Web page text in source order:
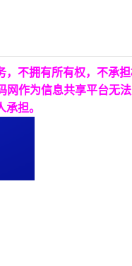
不拥有所有权，不承
网作为信息共享平台无
担。